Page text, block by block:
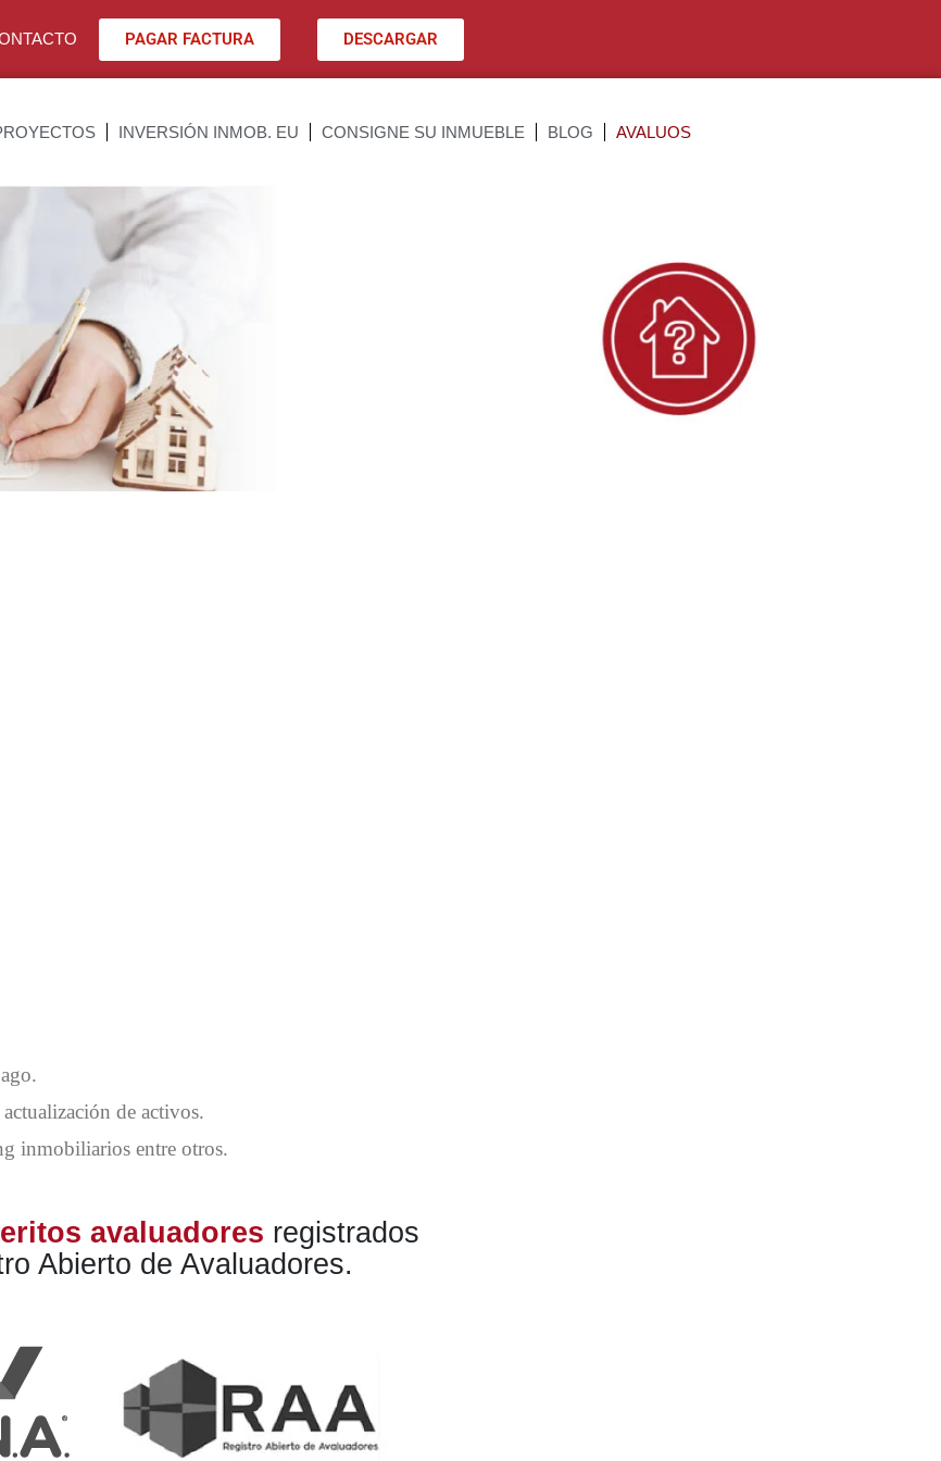
PAGAR FACTURA DESCARGAR
INVERSIÓN INMOB. EU CONSIGNE SU INMUEBLE BLOG AVALUOS
de activos.
inmobiliarios entre otros.
avaluadores registrados
Abierto de Avaluadores.